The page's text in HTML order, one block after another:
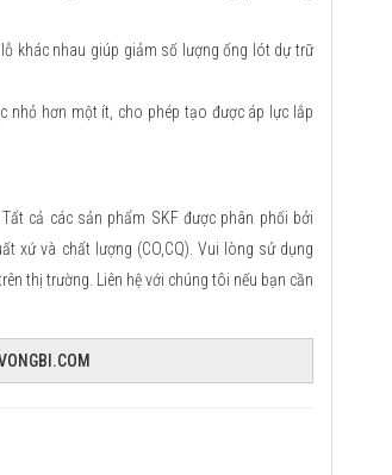
khác nhau giúp giảm số lượng ống lót dự trữ
nhỏ hơn một ít, cho phép tạo được áp lực lắp
cả các sản phẩm SKF được phân phối bởi
xứ và chất lượng (CO,CQ). Vui lòng sử dụng
thị trường. Liên hệ với chúng tôi nếu bạn cần